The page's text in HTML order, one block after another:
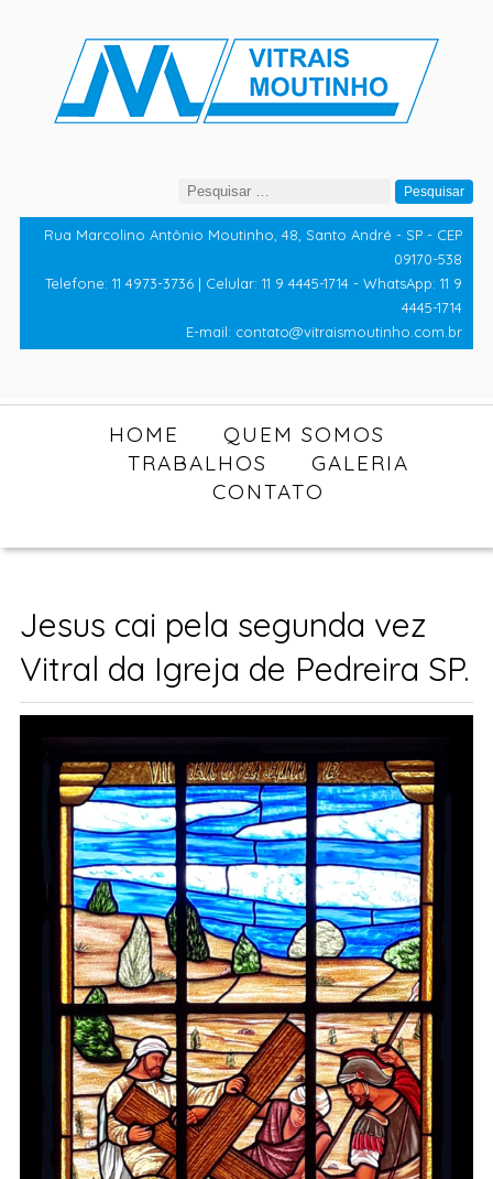
Pesquisar
por:
Rua Marcolino Antônio Moutinho, 48, Santo André - SP - CEP
09170-538
Telefone: 11 4973-3736 | Celular: 11 9 4445-1714 - WhatsApp: 11 9
4445-1714
E-mail: contato@vitraismoutinho.com.br
HOME
QUEM SOMOS
TRABALHOS
GALERIA
CONTATO
Jesus cai pela segunda vez
Vitral da Igreja de Pedreira SP.